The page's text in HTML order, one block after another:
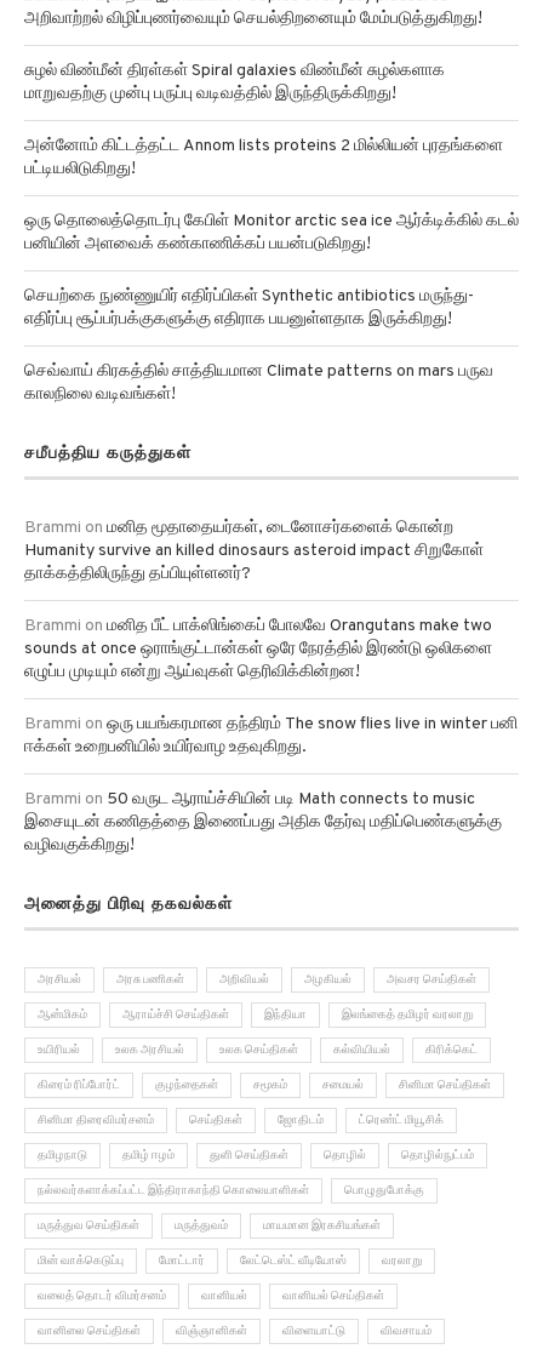
அறிவாற்றல் விழிப்புணர்வையும் செயல்திறனையும் மேம்படுத்துகிறது!
சுழல் விண்மீன் திரள்கள் Spiral galaxies விண்மீன் சுழல்களாக
மாறுவதற்கு முன்பு பருப்பு வடிவத்தில் இருந்திருக்கிறது!
அன்னோம் கிட்டத்தட்ட Annom lists proteins 2 மில்லியன் புரதங்களை
பட்டியலிடுகிறது!
ஒரு தொலைத்தொடர்பு கேபிள் Monitor arctic sea ice ஆர்க்டிக்கில் கடல்
பனியின் அளவைக் கண்காணிக்கப் பயன்படுகிறது!
செயற்கை நுண்ணுயிர் எதிர்ப்பிகள் Synthetic antibiotics மருந்து-
எதிர்ப்பு சூப்பர்பக்குகளுக்கு எதிராக பயனுள்ளதாக இருக்கிறது!
செவ்வாய் கிரகத்தில் சாத்தியமான Climate patterns on mars பருவ
காலநிலை வடிவங்கள்!
சமீபத்திய கருத்துகள்
Brammi on மனித மூதாதையர்கள், டைனோசர்களைக் கொன்ற
Humanity survive an killed dinosaurs asteroid impact சிறுகோள்
தாக்கத்திலிருந்து தப்பியுள்ளனர்?
Brammi on மனித பீட் பாக்ஸிங்கைப் போலவே Orangutans make two
sounds at once ஒராங்குட்டான்கள் ஒரே நேரத்தில் இரண்டு ஒலிகளை
எழுப்ப முடியும் என்று ஆய்வுகள் தெரிவிக்கின்றன!
Brammi on ஒரு பயங்கரமான தந்திரம் The snow flies live in winter பனி
ஈக்கள் உறைபனியில் உயிர்வாழ உதவுகிறது.
Brammi on 50 வருட ஆராய்ச்சியின் படி Math connects to music
இசையுடன் கணிதத்தை இணைப்பது அதிக தேர்வு மதிப்பெண்களுக்கு
வழிவகுக்கிறது!
அனைத்து பிரிவு தகவல்கள்
அரசியல் அரசு பணிகள் அறிவியல் அழகியல் அவசர செய்திகள்
ஆன்மிகம் ஆராய்ச்சி செய்திகள் இந்தியா இலங்கைத் தமிழர் வரலாறு
உயிரியல் உலக அரசியல் உலக செய்திகள் கல்வியியல் கிரிக்கெட்
கிரைம் ரிப்போர்ட் குழந்தைகள் சமூகம் சமையல் சினிமா செய்திகள்
சினிமா திரைவிமர்சனம் செய்திகள் ஜோதிடம் ட்ரெண்ட் மியூசிக்
தமிழநாடு தமிழ் ஈழம் துளி செய்திகள் தொழில் தொழில்நுட்பம்
நல்லவர்களாக்கப்பட்ட இந்திராகாந்தி கொலையாளிகள் பொழுதுபோக்கு
மருத்துவ செய்திகள் மருத்துவம் மாயமான இரகசியங்கள்
மின் வாக்கெடுப்பு மோட்டார் லேட்டெஸ்ட் வீடியோஸ் வரலாறு
வலைத் தொடர் விமர்சனம் வானியல் வானியல் செய்திகள்
வானிலை செய்திகள் விஞ்ஞானிகள் விளையாட்டு விவசாயம்